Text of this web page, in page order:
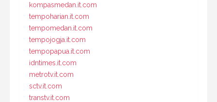
kompasmedan.it.com
tempoharian.it.com
tempomedan.it.com
tempojogja.it.com
tempopapua.it.com
idntimes.it.com
metrotv.it.com
sctv.it.com
transtv.it.com